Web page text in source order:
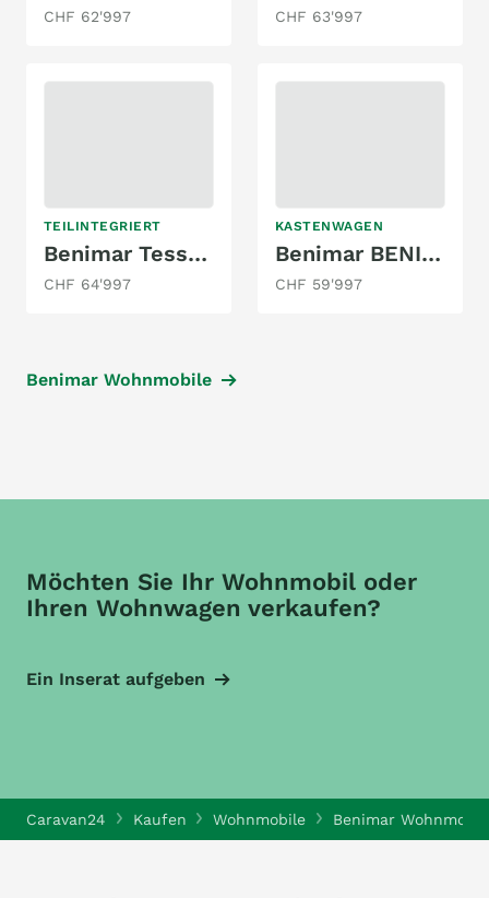
CHF 62'997 CHF 63'997
TEILINTEGRIERT
Benimar Tessoro T 483 2.0 TDCI AUTOMAT
CHF 64'997
KASTENWAGEN
Benimar BENIVAN 540 B 100 2.2 8G-AUTOMAT MJ
CHF 59'997
Benimar Wohnmobile
Möchten Sie Ihr Wohnmobil oder
Ihren Wohnwagen verkaufen?
Ein Inserat aufgeben
Caravan24 Kaufen Wohnmobile Benimar